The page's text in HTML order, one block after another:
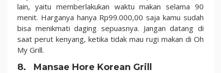
lain, yaitu memberlakukan waktu makan selama 90
menit. Harganya hanya Rp99.000,00 saja kamu sudah
bisa menikmati daging sepuasnya. Jangan datang di
saat perut kenyang, ketika tidak mau rugi makan di Oh
My Grill.
8. Mansae Hore Korean Grill